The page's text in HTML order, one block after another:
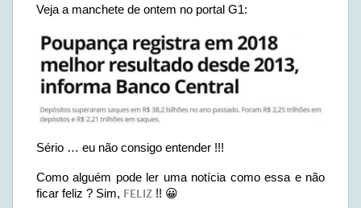
Veja a manchete de ontem no portal G1:
Sério … eu não consigo entender !!!
Como alguém pode ler uma notícia como essa e não
ficar feliz ? Sim, FELIZ !! 😀